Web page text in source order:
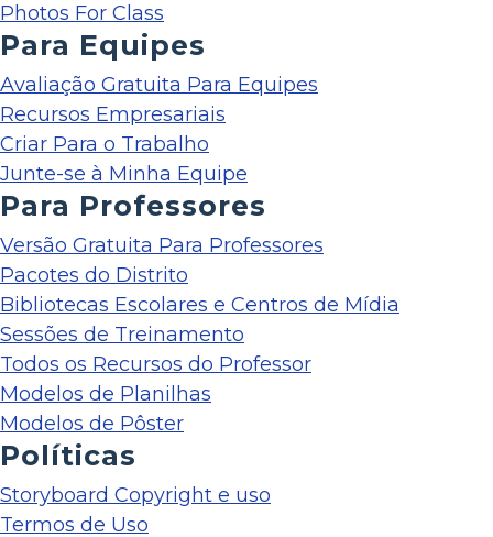
Photos For Class
Para Equipes
Avaliação Gratuita Para Equipes
Recursos Empresariais
Criar Para o Trabalho
Junte-se à Minha Equipe
Para Professores
Versão Gratuita Para Professores
Pacotes do Distrito
Bibliotecas Escolares e Centros de Mídia
Sessões de Treinamento
Todos os Recursos do Professor
Modelos de Planilhas
Modelos de Pôster
Políticas
Storyboard Copyright e uso
Termos de Uso